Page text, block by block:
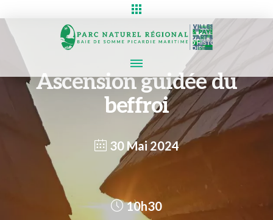
Ascension guidée du
beffroi
30 Mai 2024
10h30